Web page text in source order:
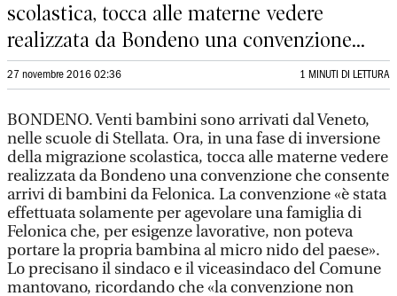
scolastica, tocca alle materne vedere
realizzata da Bondeno una convenzione...
27 novembre 2016 02:36 1 MINUTI DI LETTURA
BONDENO. Venti bambini sono arrivati dal Veneto,
nelle scuole di Stellata. Ora, in una fase di inversione
della migrazione scolastica, tocca alle materne vedere
realizzata da Bondeno una convenzione che consente
arrivi di bambini da Felonica. La convenzione «è stata
effettuata solamente per agevolare una famiglia di
Felonica che, per esigenze lavorative, non poteva
portare la propria bambina al micro nido del paese».
Lo precisano il sindaco e il viceasindaco del Comune
mantovano, ricordando che «la convenzione non